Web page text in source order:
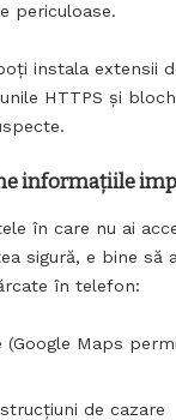
periculoase.
instala extensii
HTTPS și
informațiile
în care nu ai
sigură, e bine să
în telefon:
Maps
de cazare